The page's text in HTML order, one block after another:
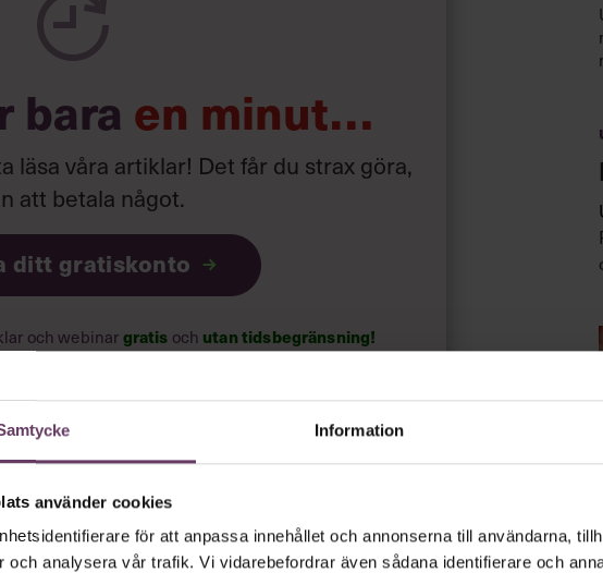
Information
använder cookies
för att anpassa innehållet och annonserna till användarna,
och analysera vår trafik. Vi vidarebefordrar även sådana identifierare och
bara en minut…
läsa våra artiklar! Det får du strax göra,
att betala något.
ditt gratiskonto
och webinar gratis och utan tidsbegränsning!
med tredje part.